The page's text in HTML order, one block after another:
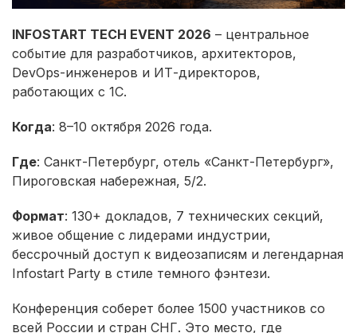
INFOSTART TECH EVENT 2026 – центральное
событие для разработчиков, архитекторов,
DevOps-инженеров и ИТ-директоров,
работающих с 1С.
Когда: 8–10 октября 2026 года.
Где: Санкт-Петербург, отель «Санкт-Петербург»,
Пироговская набережная, 5/2.
Формат: 130+ докладов, 7 технических секций,
живое общение с лидерами индустрии,
бессрочный доступ к видеозаписям и легендарная
Infostart Party в стиле темного фэнтези.
Конференция соберет более 1500 участников со
всей России и стран СНГ. Это место, где